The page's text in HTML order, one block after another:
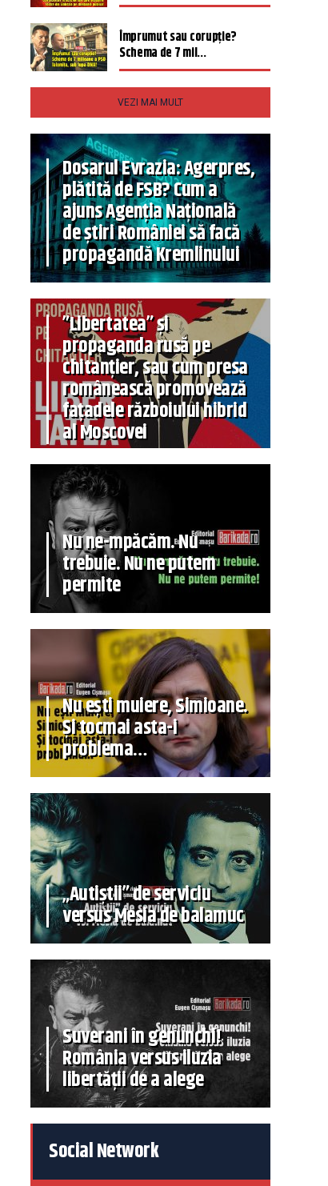
Împrumut sau corupție?
Schema de 7 mil...
VEZI MAI MULT
Dosarul Evrazia: Agerpres,
plătită de FSB? Cum a
ajuns Agenția Națională
de știri României să facă
propagandă Kremlinului
”Libertatea” și
propaganda rusă pe
chitanțier, sau cum presa
românească promovează
fațadele războiului hibrid
al Moscovei
Nu ne-mpăcăm. Nu
trebuie. Nu ne putem
permite
Nu ești muiere, Simioane.
Și tocmai asta-i
problema…
„Autiștii” de serviciu
versus Mesia de balamuc
Suverani în genunchi!
România versus iluzia
libertății de a alege
Social Network